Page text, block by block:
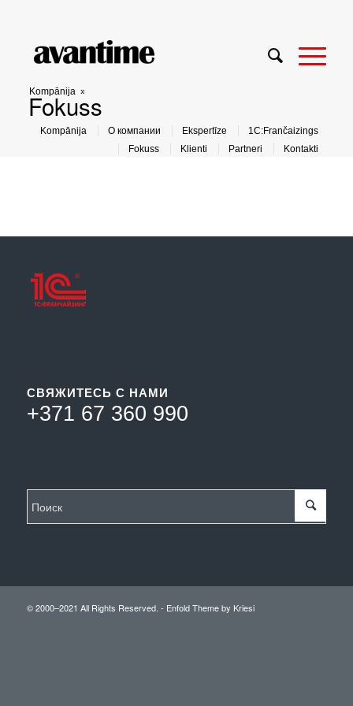
Kompānija »
Fokuss
Kompānija О компании Ekspertīze
1C:Frančaizings
Fokuss
Klienti Partneri Kontakti
СВЯЖИТЕСЬ С НАМИ
+371 67 360 990
© 2000–2021 All Rights Reserved. - Enfold Theme by Kriesi